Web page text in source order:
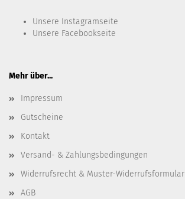
Unsere Instagramseite
Unsere Facebookseite
Mehr über...
Impressum
Gutscheine
Kontakt
Versand- & Zahlungsbedingungen
Widerrufsrecht & Muster-Widerrufsformular
AGB